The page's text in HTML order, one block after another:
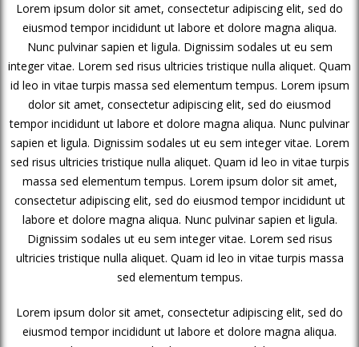
Lorem ipsum dolor sit amet, consectetur adipiscing elit, sed do
eiusmod tempor incididunt ut labore et dolore magna aliqua.
Nunc pulvinar sapien et ligula. Dignissim sodales ut eu sem
integer vitae. Lorem sed risus ultricies tristique nulla aliquet. Quam
id leo in vitae turpis massa sed elementum tempus. Lorem ipsum
dolor sit amet, consectetur adipiscing elit, sed do eiusmod
tempor incididunt ut labore et dolore magna aliqua. Nunc pulvinar
sapien et ligula. Dignissim sodales ut eu sem integer vitae. Lorem
sed risus ultricies tristique nulla aliquet. Quam id leo in vitae turpis
massa sed elementum tempus. Lorem ipsum dolor sit amet,
consectetur adipiscing elit, sed do eiusmod tempor incididunt ut
labore et dolore magna aliqua. Nunc pulvinar sapien et ligula.
Dignissim sodales ut eu sem integer vitae. Lorem sed risus
ultricies tristique nulla aliquet. Quam id leo in vitae turpis massa
sed elementum tempus.
Lorem ipsum dolor sit amet, consectetur adipiscing elit, sed do
eiusmod tempor incididunt ut labore et dolore magna aliqua.